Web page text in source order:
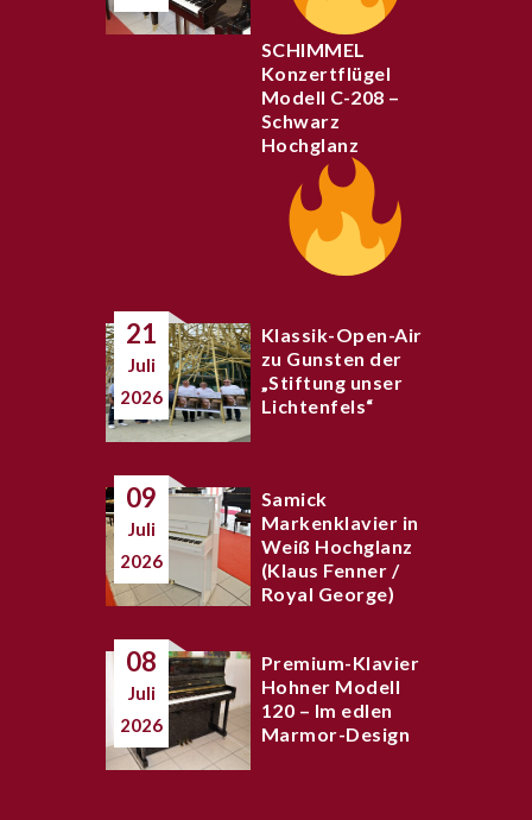
SCHIMMEL
Konzertflügel
Modell C-208 –
Schwarz
Hochglanz
21
Juli
2026
Klassik-Open-Air
zu Gunsten der
„Stiftung unser
Lichtenfels“
09
Juli
2026
Samick
Markenklavier in
Weiß Hochglanz
(Klaus Fenner /
Royal George)
08
Juli
2026
Premium-Klavier
Hohner Modell
120 – Im edlen
Marmor-Design